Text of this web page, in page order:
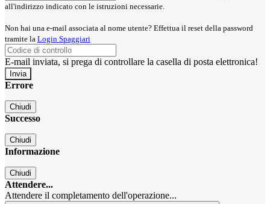
all'indirizzo indicato con le istruzioni necessarie.
Non hai una e-mail associata al nome utente? Effettua il reset della password
tramite la Login Spaggiari
E-mail inviata, si prega di controllare la casella di posta elettronica!
Errore
Chiudi
Successo
Chiudi
Informazione
Chiudi
Attendere...
Attendere il completamento dell'operazione...